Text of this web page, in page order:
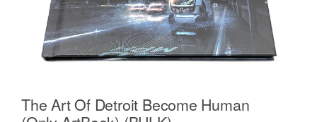
The Art Of Detroit Become Human